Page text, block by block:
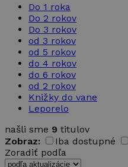
Do 1 roka
Do 2 rokov
Do 3 rokov
od 3 rokov
od 5 rokov
do 4 rokov
do 6 rokov
od 2 rokov
Knižky do vane
Leporelo
našli sme 9 titulov
Zobraz:
Iba dostupné
Zoradiť podľa